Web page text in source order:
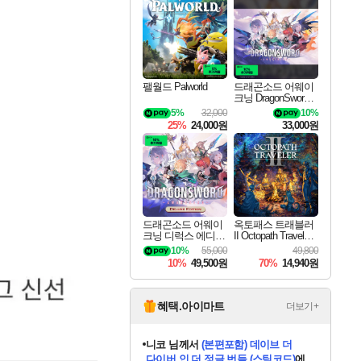
최대 90% 할인가를 만나보세요!
네이버혜택과 함께 만나보세요!
50%할인&추가 적립까지!
이니&베니 혜택까지!
네이버 혜택가와 함께 예약하세요!
할인&네이버혜택으로 만나보세요!
네이버페이 혜택과 만나보세요!
40주년 프로모션으로 만나보세요!
할인가에 만나보세요!
일부 에디션 상시 할인!
혜택으로 예약 판매 중
편안하게 충전하세요
팰월드 Palworld
32,000
5%
25% 24,000원
드래곤소드 어웨이
크닝 DragonSword A
10%
33,000원
드래곤소드 어웨이
크닝 디럭스 에디션
DragonSword Awake
ning Deluxe Edition
55,000
10%
10% 49,500원
옥토패스 트래블러
II Octopath Traveler I
49,800
70% 14,940원
혜택.아이마트 더보기+
니코 님께서 (본편포함) 데이브 더
다이버 인 더 정글 번들 (스팀코드)에